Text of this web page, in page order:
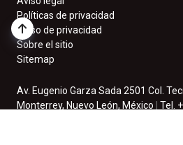
Políticas de privacidad
Aviso de privacidad
Sobre el sitio
Sitemap
Av. Eugenio Garza Sada 2501 Col.
Monterrey, Nuevo León, México
Tel.